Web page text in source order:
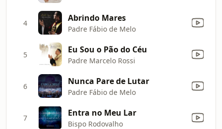
4 Abrindo Mares
Padre Fábio de Melo
5 Eu Sou o Pão do Céu
Padre Marcelo Rossi
6 Nunca Pare de Lutar
Padre Fábio de Melo
7 Entra no Meu Lar
Bispo Rodovalho